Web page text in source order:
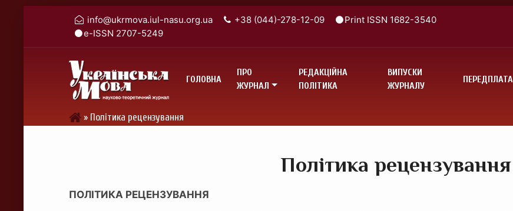
info@ukrmova.iul-nasu.org.ua +38 (044)-278-12-09
Print ISSN 1682-3540
e-ISSN 2707-5249
ГОЛОВНА
ПРО
ЖУРНАЛ
РЕДАКЦІЙНА
ПОЛІТИКА
ВИПУСКИ
ЖУРНАЛУ
ПЕРЕДПЛАТА
» Політика рецензування
Політика рецензування
ПОЛІТИКА РЕЦЕНЗУВАННЯ